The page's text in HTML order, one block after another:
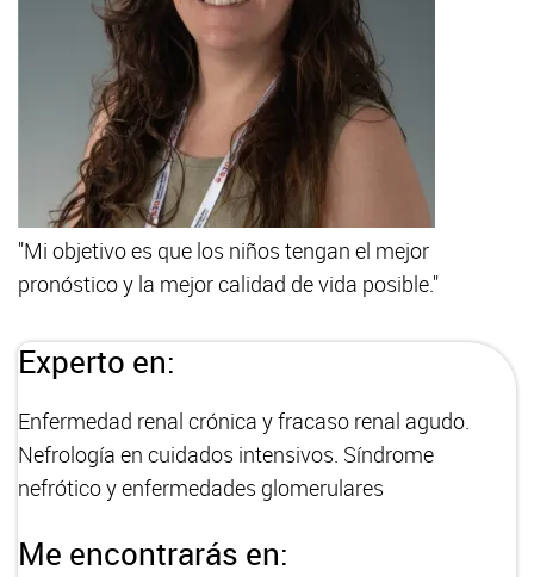
"Mi objetivo es que los niños tengan el mejor
pronóstico y la mejor calidad de vida posible."
Experto en:
Enfermedad renal crónica y fracaso renal agudo.
Nefrología en cuidados intensivos. Síndrome
nefrótico y enfermedades glomerulares
Me encontrarás en: